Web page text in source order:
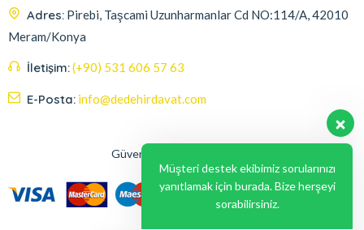
Adres: Pirebi, Taşcami Uzunharmanlar Cd NO:114/A, 42010
Meram/Konya
İletişim:(+90) 531 606 57 63
E-Posta: info@dedehirdavat.com
Güvenli Ödeme Seçenekleri
Müşteri destek ekibimiz sorularınızı
yanıtlamak için burada. Bize herşeyi
sorabilirsiniz.